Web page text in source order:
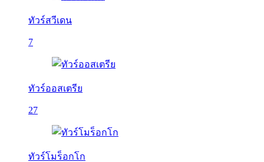
ทัวร์สวีเดน
7
ทัวร์ออสเตรีย
27
ทัวร์โมร็อกโก